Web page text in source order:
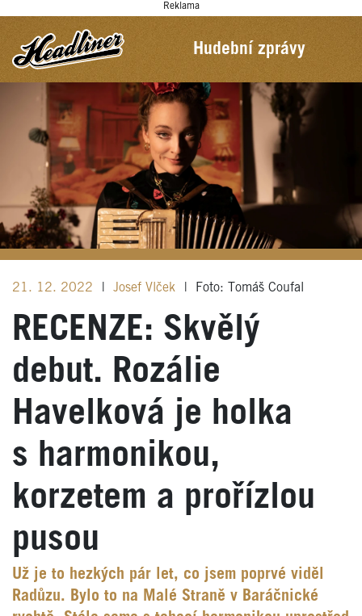
Reklama
Hudební zprávy
21. 12. 2022 Josef Vlček Foto: Tomáš Coufal
RECENZE: Skvělý
debut. Rozálie
Havelková je holka
s harmonikou,
korzetem a prořízlou
pusou
Už je to hezkých pár let, co jsem poprvé viděl
Radůzu. Bylo to na Malé Straně v Baráčnické